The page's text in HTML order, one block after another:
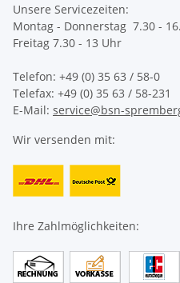
Unsere Servicezeiten:
Montag - Donnerstag 7.30 -
Freitag 7.30 - 13 Uhr
Telefon: +49 (0) 35 63 / 58-0
Telefax: +49 (0) 35 63 / 58-231
E-Mail: service@bsn-
Wir versenden mit:
Ihre Zahlmöglichkeiten: